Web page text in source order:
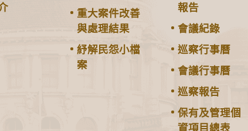
重大案件改善
與處理結果
紓解民怨小檔
案
報告
會議紀錄
巡察行事曆
會議行事曆
巡察報告
保有及管理個
資項目總表